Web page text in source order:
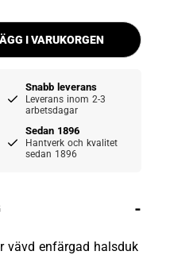
I VARUKORGEN
Snabb leverans
Leverans inom 2-3
arbetsdagar
Sedan 1896
Hantverk och kvalitet
sedan 1896
-
vävd enfärgad halsduk